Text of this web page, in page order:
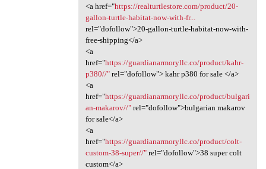
<a href="https://realturtlestore.com/product/20-
gallon-turtle-habitat-now-with-fr...
rel="dofollow">20-gallon-turtle-habitat-now-with-
free-shipping</a>
<a
href="https://guardianarmoryllc.co/product/kahr-
p380//"rel="dofollow"> kahr p380 for sale </a>
<a
href="https://guardianarmoryllc.co/product/bulgari
an-makarov//"rel="dofollow">bulgarian makarov
for sale</a>
<a
href="https://guardianarmoryllc.co/product/colt-
custom-38-super//"rel="dofollow">38 super colt
custom</a>